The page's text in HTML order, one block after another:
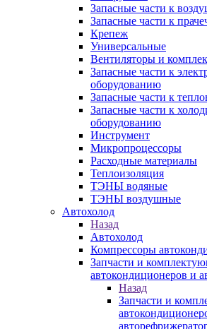
Запасные части к
Запасные части к
Крепеж
Универсальные
Вентиляторы и
Запасные части к
оборудованию
Запасные части к
Запасные части к
оборудованию
Инструмент
Микропроцессоры
Расходные материалы
Теплоизоляция
ТЭНЫ водяные
ТЭНЫ воздушные
Автохолод
Назад
Автохолод
Компрессоры
Запчасти и
автокондиционеров и
Назад
Запчасти и